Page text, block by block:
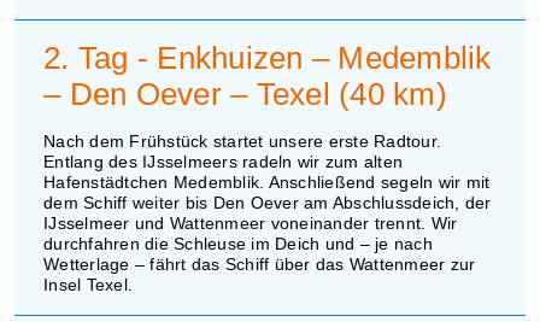
2. Tag - Enkhuizen – Medemblik
– Den Oever – Texel (40 km)
Nach dem Frühstück startet unsere erste Radtour.
Entlang des IJsselmeers radeln wir zum alten
Hafenstädtchen Medemblik. Anschließend segeln wir mit
dem Schiff weiter bis Den Oever am Abschlussdeich, der
IJsselmeer und Wattenmeer voneinander trennt. Wir
durchfahren die Schleuse im Deich und – je nach
Wetterlage – fährt das Schiff über das Wattenmeer zur
Insel Texel.